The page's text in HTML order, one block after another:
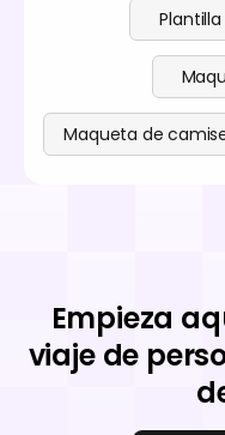
Maqueta de
Empieza
viaje de